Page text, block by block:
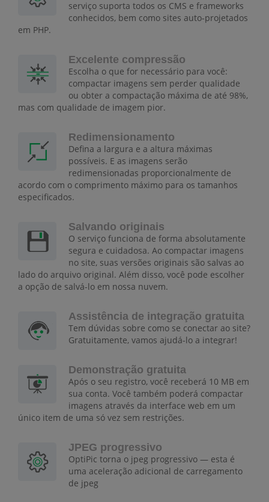
serviço suporta todos os CMS e frameworks
conhecidos, bem como sites auto-projetados
em PHP.
Excelente compressão
Escolha o que for necessário para você:
compactar imagens sem perder qualidade
ou obter a compactação máxima de até 98%,
mas com qualidade de imagem pior.
Redimensionamento
Defina a largura e a altura máximas
possíveis. E as imagens serão
redimensionadas proporcionalmente de
acordo com o comprimento máximo para os tamanhos
especificados.
Salvando originais
O serviço funciona de forma absolutamente
segura e cuidadosa. Ao compactar imagens
no site, suas versões originais são salvas ao
lado do arquivo original. Além disso, você pode escolher
a opção de salvá-lo em nossa nuvem.
Assistência de integração gratuita
Tem dúvidas sobre como se conectar ao site?
Gratuitamente, vamos ajudá-lo a integrar!
Demonstração gratuita
Após o seu registro, você receberá 10 MB em
sua conta. Você também poderá compactar
imagens através da interface web em um
único item de uma só vez sem restrições.
JPEG progressivo
OptiPic torna o jpeg progressivo — esta é
uma aceleração adicional de carregamento
de jpeg